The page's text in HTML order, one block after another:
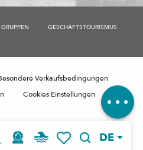
DE
Kommentare
GRUPPEN GESCHÄFTSTOURISMUS
Verkaufsbedingungen
Cookies Einstellungen